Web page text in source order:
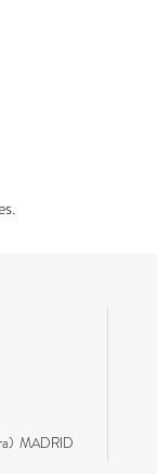
MADRID